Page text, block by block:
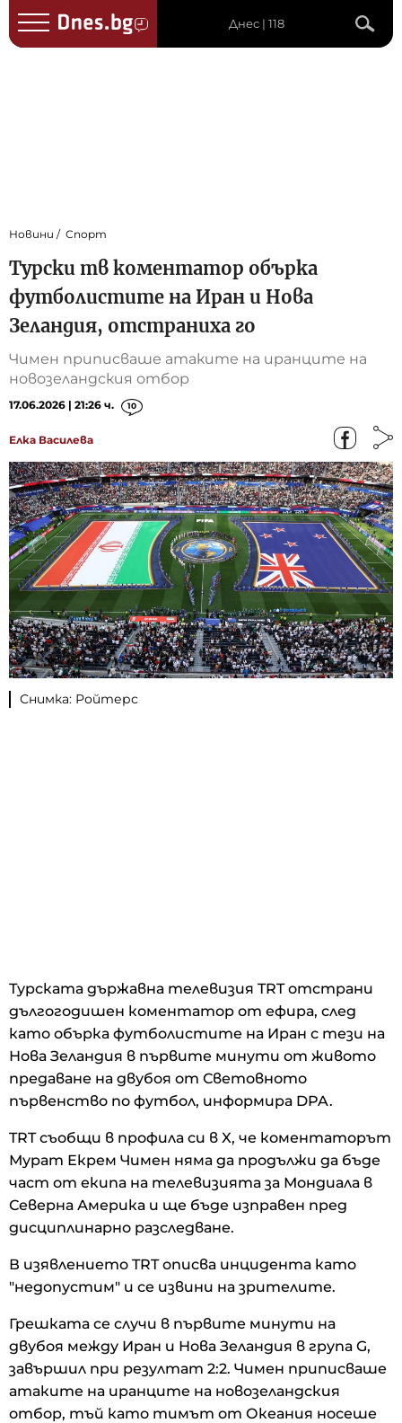
Днес | 118
Новини Спорт
Турски тв коментатор обърка
футболистите на Иран и Нова
Зеландия, отстраниха го
Чимен приписваше атаките на иранците на
новозеландския отбор
17.06.2026 | 21:26 ч. 10
Елка Василева
Снимка: Ройтерс
Турската държавна телевизия TRT отстрани
дългогодишен коментатор от ефира, след
като обърка футболистите на Иран с тези на
Нова Зеландия в първите минути от живото
предаване на двубоя от Световното
първенство по футбол, информира DPA.
TRT съобщи в профила си в X, че коментаторът
Мурат Екрем Чимен няма да продължи да бъде
част от екипа на телевизията за Мондиала в
Северна Америка и ще бъде изправен пред
дисциплинарно разследване.
В изявлението TRT описва инцидента като
"недопустим" и се извини на зрителите.
Грешката се случи в първите минути на
двубоя между Иран и Нова Зеландия в група G,
завършил при резултат 2:2. Чимен приписваше
атаките на иранците на новозеландския
отбор, тъй като тимът от Океания носеше